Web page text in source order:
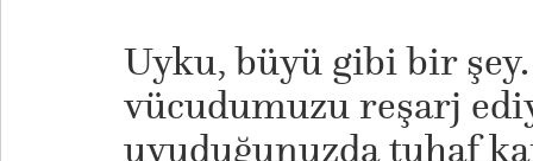
Uyku, büyü gibi bir
vücudumuzu reşarj
uyuduğunuzda tuhaf